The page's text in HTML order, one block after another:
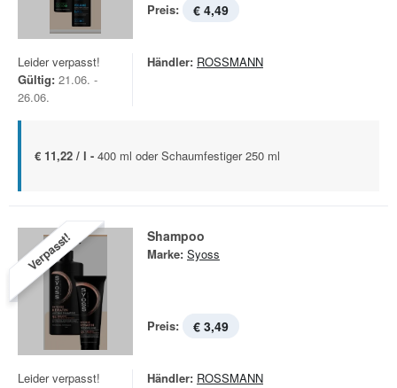
Preis: € 4,49
Leider verpasst!
Gültig: 21.06. -
26.06.
Händler: ROSSMANN
€ 11,22 / l - 400 ml oder Schaumfestiger 250 ml
Verpasst! Shampoo
Marke: Syoss
Preis: € 3,49
Leider verpasst!
Händler: ROSSMANN